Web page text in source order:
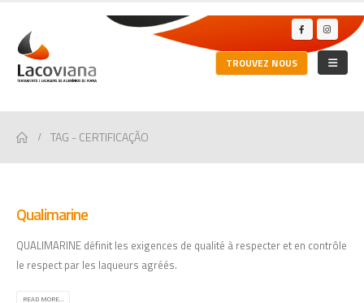
TROUVEZ NOUS
TAG - CERTIFICAÇÃO
Qualimarine
QUALIMARINE définit les exigences de qualité à respecter et en contrôle
le respect par les laqueurs agréés.
READ MORE...